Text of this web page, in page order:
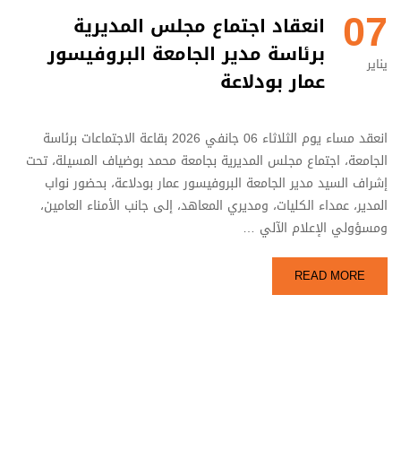
07
يناير
انعقاد اجتماع مجلس المديرية
برئاسة مدير الجامعة البروفيسور
عمار بودلاعة
انعقد مساء يوم الثلاثاء 06 جانفي 2026 بقاعة الاجتماعات برئاسة
الجامعة، اجتماع مجلس المديرية بجامعة محمد بوضياف المسيلة، تحت
إشراف السيد مدير الجامعة البروفيسور عمار بودلاعة، بحضور نواب
المدير، عمداء الكليات، ومديري المعاهد، إلى جانب الأمناء العامين،
ومسؤولي الإعلام الآلي …
READ MORE